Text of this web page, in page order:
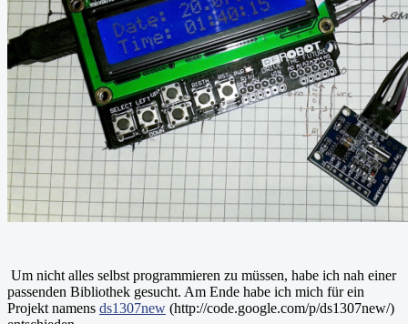
Um nicht alles selbst programmieren zu müssen, habe ich nah einer
passenden Bibliothek gesucht. Am Ende habe ich mich für ein
Projekt namens ds1307new (http://code.google.com/p/ds1307new/)